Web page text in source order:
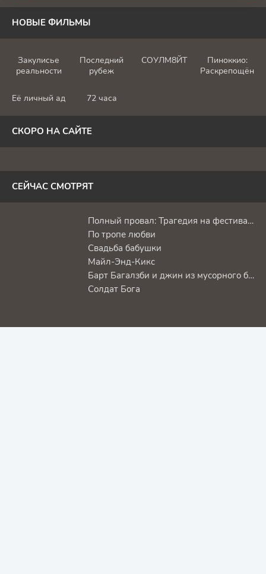
НОВЫЕ ФИЛЬМЫ
Закулисье
реальности
Последний
рубеж
СОУЛМ8ЙТ
Пиноккио:
Её личный ад 72 часа
СКОРО НА САЙТЕ
СЕЙЧАС СМОТРЯТ
Полный провал: Трагедия на фестивале Astroworld
По тропе любви
Свадьба бабушки
Майл-Энд-Кикс
Барт Багалзби и джин из мусорного бака
Солдат Бога